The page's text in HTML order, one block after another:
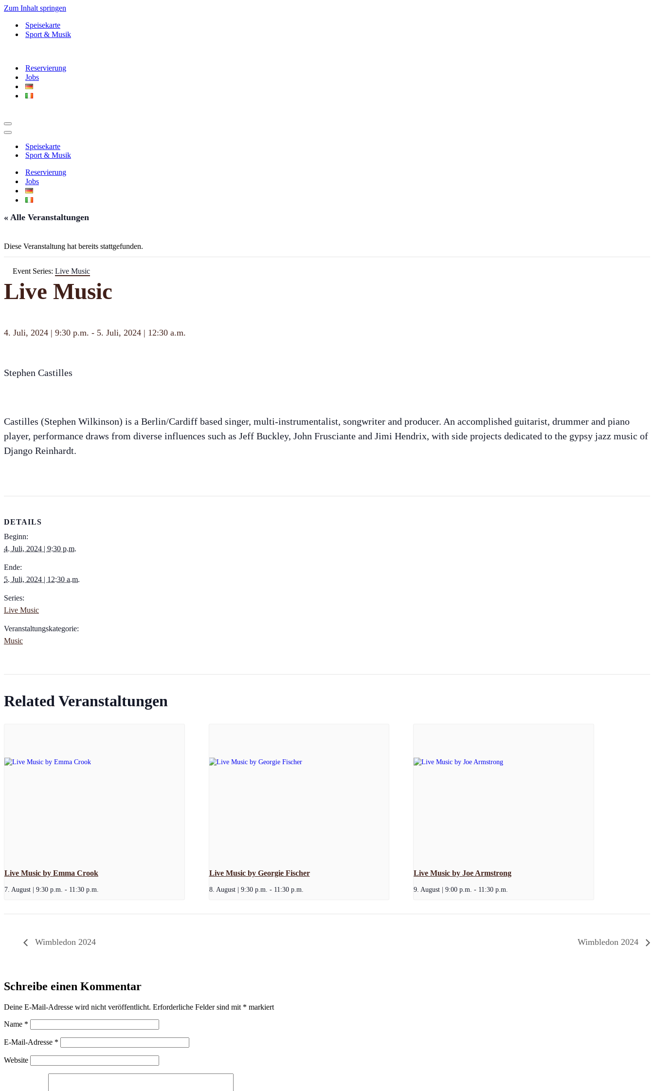
Zum Inhalt springen
Speisekarte
Sport & Musik
Reservierung
Jobs
Navigationsmenü
Navigationsmenü
Speisekarte
Sport & Musik
Reservierung
Jobs
« Alle Veranstaltungen
Diese Veranstaltung hat bereits stattgefunden.
Event Series: Live Music
Live Music
4. Juli, 2024 | 9:30 p.m. - 5. Juli, 2024 | 12:30 a.m.
Stephen Castilles
Castilles (Stephen Wilkinson) is a Berlin/Cardiff based singer, multi-instrumentalist, songwriter and producer. An accomplished guitarist, drummer and piano
player, performance draws from diverse influences such as Jeff Buckley, John Frusciante and Jimi Hendrix, with side projects dedicated to the gypsy jazz music of
Django Reinhardt.
DETAILS
Beginn:
4. Juli, 2024 | 9:30 p.m.
Ende:
5. Juli, 2024 | 12:30 a.m.
Series:
Live Music
Veranstaltungskategorie:
Music
Related Veranstaltungen
Live Music by Emma Crook
7. August | 9:30 p.m. - 11:30 p.m.
Live Music by Georgie Fischer
8. August | 9:30 p.m. - 11:30 p.m.
Live Music by Joe Armstrong
9. August | 9:00 p.m. - 11:30 p.m.
Wimbledon 2024 Wimbledon 2024
Schreibe einen Kommentar
Deine E-Mail-Adresse wird nicht veröffentlicht. Erforderliche Felder sind mit * markiert
Name *
E-Mail-Adresse *
Website